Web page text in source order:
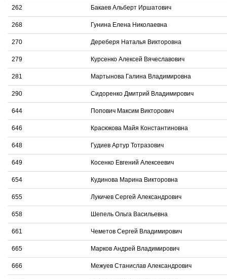
262 Бакаев Альберт Иршатович
268 Гунина Елена Николаевна
270 Дереберя Наталья Викторовна
279 Курсенко Алексей Вячеславович
281 Мартынова Галина Владимировна
290 Сидоренко Дмитрий Владимирович
644 Попович Максим Викторович
646 Красюкова Майя Константиновна
648 Гудиев Артур Тотразович
649 Косенко Евгений Алексеевич
654 Кудинова Марина Викторовна
655 Лукичев Сергей Александрович
658 Шепель Ольга Васильевна
661 Чеметов Сергей Владимирович
665 Марков Андрей Владимирович
666 Межуев Станислав Александрович